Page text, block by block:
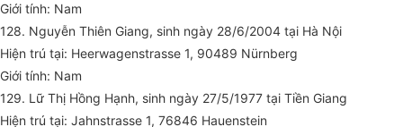
Giới tính: Nam
128. Nguyễn Thiên Giang, sinh ngày 28/6/2004 tại Hà Nội
Hiện trú tại: Heerwagenstrasse 1, 90489 Nürnberg
Giới tính: Nam
129. Lữ Thị Hồng Hạnh, sinh ngày 27/5/1977 tại Tiền Giang
Hiện trú tại: Jahnstrasse 1, 76846 Hauenstein